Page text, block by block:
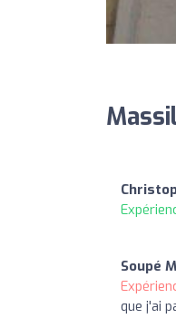
Soupé
que j'ai